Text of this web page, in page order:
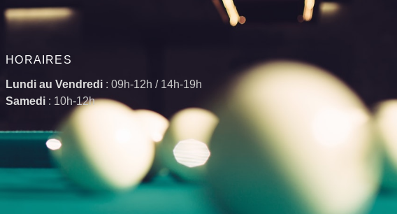
HORAIRES
Lundi au Vendredi : 09h-12h / 14h-19h
Samedi : 10h-12h